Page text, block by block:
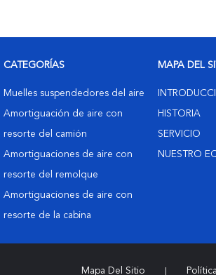
CATEGORÍAS
Muelles suspendedores del aire
Amortiguación de aire con
resorte del camión
Amortiguaciones de aire con
resorte del remolque
Amortiguaciones de aire con
resorte de la cabina
MAPA DEL
HISTORIA
SERVICIO
NUESTRO
Mapa Del Sitio